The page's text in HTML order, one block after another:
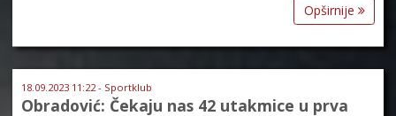
Opširnije
18.09.2023 11:22 - Sportklub
Obradović: Čekaju nas 42 utakmice u prva